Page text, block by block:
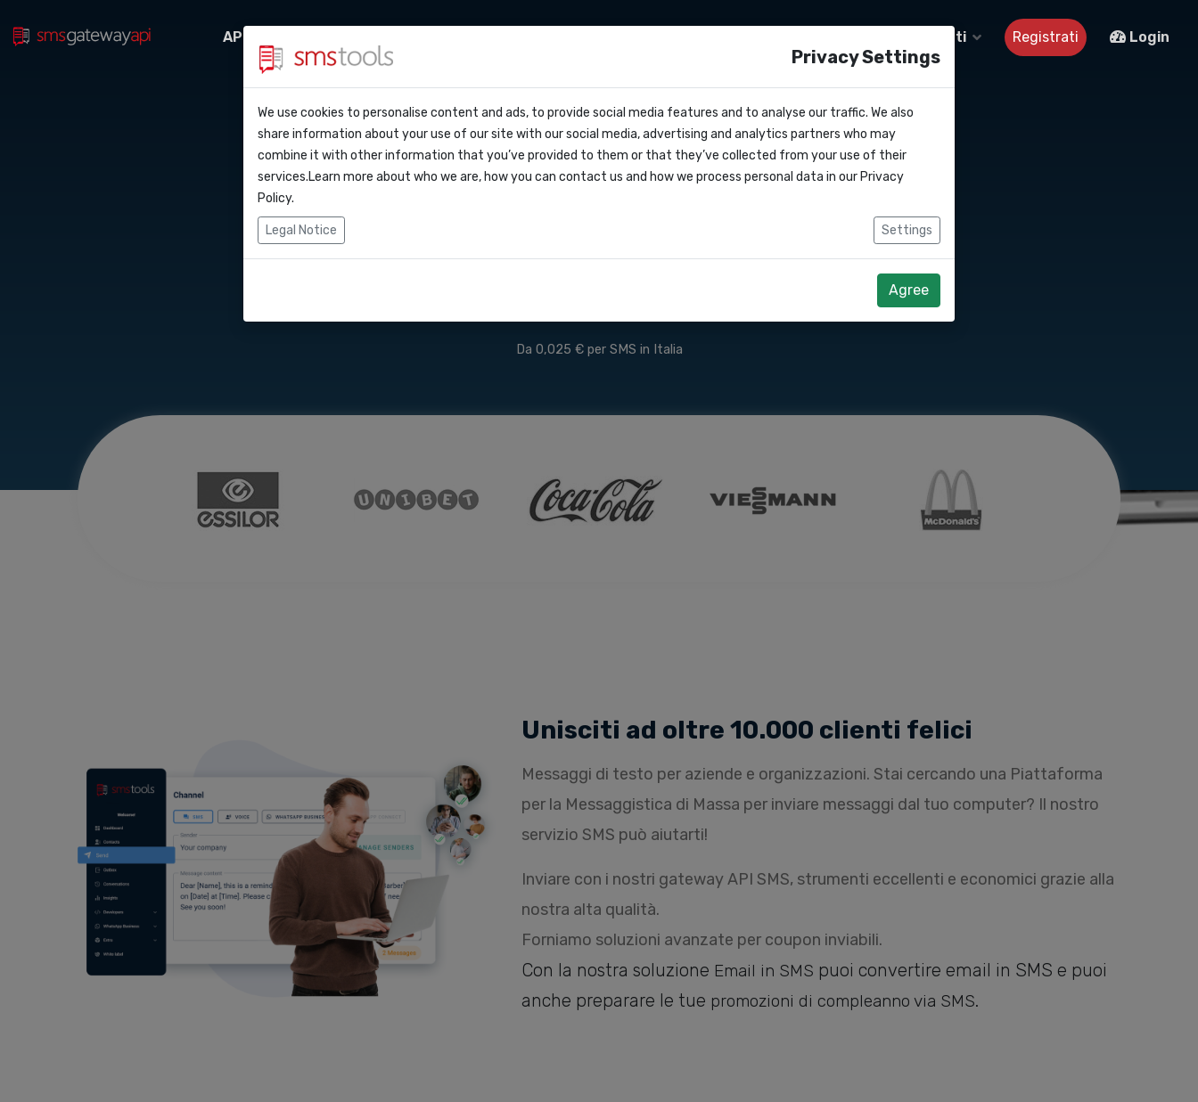
API Docs Contatti Registrati Login
API Docs
Webhooks
Zapier
Blog
Accordo del livello di servizio
Richiedi un preventivo
Sms Gateway Italia
Da 0,025 € per SMS in Italia
Unisciti ad oltre 10.000 clienti felici
Messaggi di testo per aziende e organizzazioni. Stai cercando una Piattaforma
per la Messaggistica di Massa per inviare messaggi dal tuo computer? Il nostro
servizio SMS può aiutarti!
Inviare con i nostri gateway API SMS, strumenti eccellenti e economici grazie alla
nostra alta qualità.
Forniamo soluzioni avanzate per coupon inviabili.
Con la nostra soluzione Email in SMS puoi convertire email in SMS e puoi
anche preparare le tue promozioni di compleanno via SMS.
Privacy Settings
We use cookies to personalise content and ads, to provide social media features and to analyse our traffic. We also
share information about your use of our site with our social media, advertising and analytics partners who may
combine it with other information that you’ve provided to them or that they’ve collected from your use of their
services.Learn more about who we are, how you can contact us and how we process personal data in our Privacy
Policy.
Legal Notice Settings
Agree